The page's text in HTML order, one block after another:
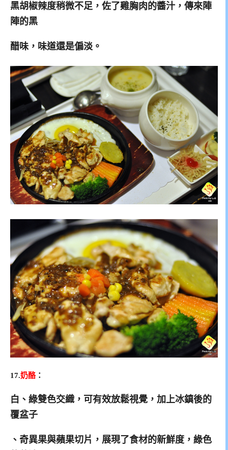
黑胡椒辣度稍微不足，佐了雞胸肉的醬汁，傳來陣
陣的黑
醋味，味道還是偏淡。
17.奶酪：
白、綠雙色交織，可有效放鬆視覺，加上冰鎮後的
覆盆子
、奇異果與蘋果切片，展現了食材的新鮮度，綠色